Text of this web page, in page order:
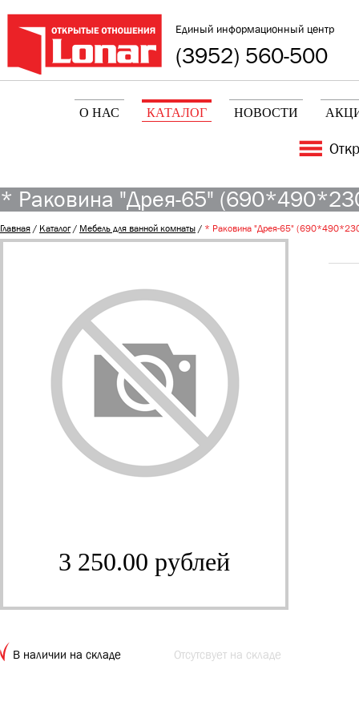
Единый информационный центр
(3952) 560-500
О НАС КАТАЛОГ НОВОСТИ
* Раковина "Дрея-65"
Главная/ Каталог/ Мебель для ванной комнаты/ * Раковина "Дрея-65"
3 250.00 рублей
В наличии на складе Отсутсвует на складе